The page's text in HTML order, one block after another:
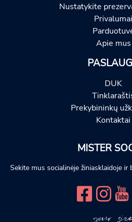
Nustatykite
Privalumai
Apie mus
DUK
Prekybininkų
Kontaktai
MISTER
Sekite mus socialinėje žiniasklaidoje